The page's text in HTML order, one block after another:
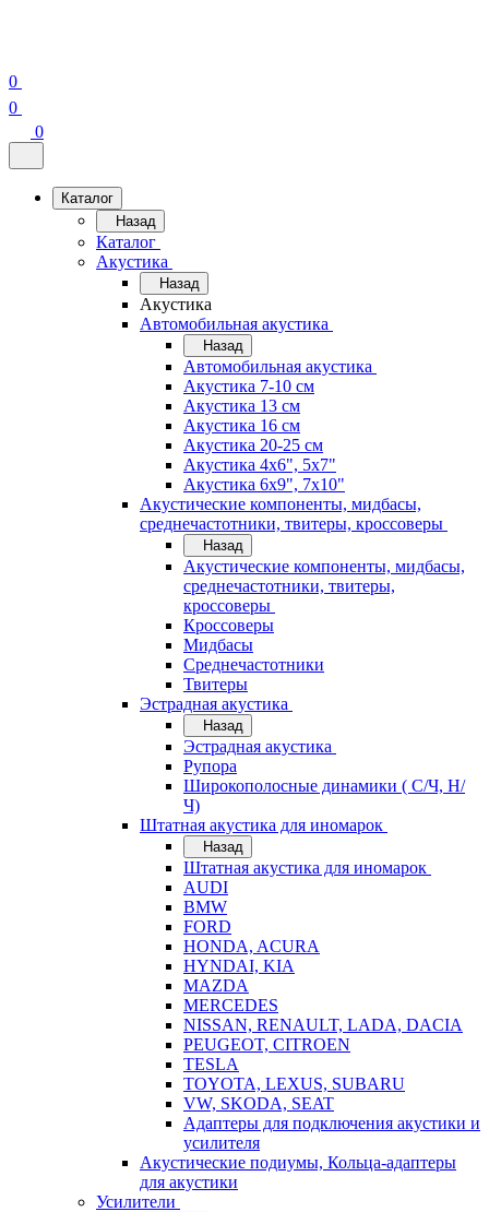
0
0
0
Каталог
Назад
Каталог
Акустика
Назад
Акустика
Автомобильная акустика
Назад
Автомобильная акустика
Акустика 7-10 см
Акустика 13 см
Акустика 16 см
Акустика 20-25 см
Акустика 4х6", 5х7"
Акустика 6х9", 7х10"
Акустические компоненты, мидбасы,
среднечастотники, твитеры, кроссоверы
Назад
Акустические компоненты, мидбасы,
среднечастотники, твитеры,
кроссоверы
Кроссоверы
Мидбасы
Среднечастотники
Твитеры
Эстрадная акустика
Назад
Эстрадная акустика
Рупора
Широкополосные динамики ( С/Ч, Н/
Ч)
Штатная акустика для иномарок
Назад
Штатная акустика для иномарок
AUDI
BMW
FORD
HONDA, ACURA
HYNDAI, KIA
MAZDA
MERCEDES
NISSAN, RENAULT, LADA, DACIA
PEUGEOT, CITROEN
TESLA
TOYOTA, LEXUS, SUBARU
VW, SKODA, SEAT
Адаптеры для подключения акустики и
усилителя
Акустические подиумы, Кольца-адаптеры
для акустики
Усилители